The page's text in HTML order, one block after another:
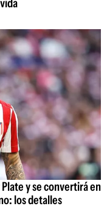
y se convertirá en
los detalles